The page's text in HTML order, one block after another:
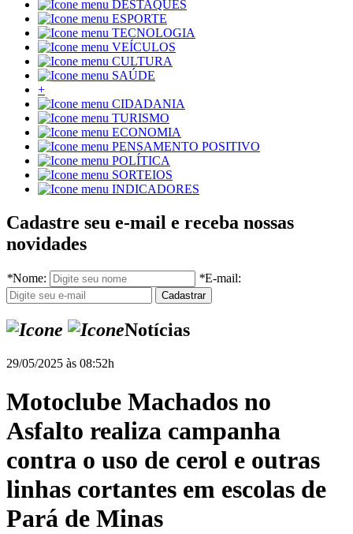
DESTAQUES
ESPORTE
TECNOLOGIA
VEÍCULOS
CULTURA
SAÚDE
+
CIDADANIA
TURISMO
ECONOMIA
PENSAMENTO POSITIVO
POLÍTICA
SORTEIOS
INDICADORES
Cadastre seu e-mail e receba nossas
novidades
*Nome: *E-mail:
Notícias
29/05/2025 às 08:52h
Motoclube Machados no
Asfalto realiza campanha
contra o uso de cerol e outras
linhas cortantes em escolas de
Pará de Minas